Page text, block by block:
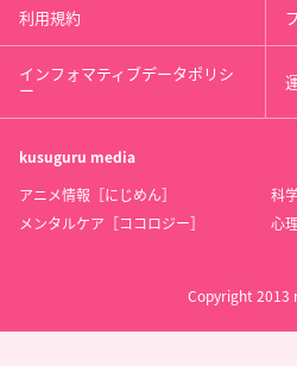
利用規約
インフォマティブデータポリシ
ー
kusuguru media
アニメ情報［にじめん］
科
メンタルケア［ココロジー］
心
Copyright 2013